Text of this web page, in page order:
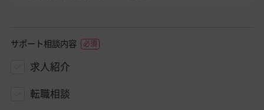
サポート相談内容
求人紹介
転職相談